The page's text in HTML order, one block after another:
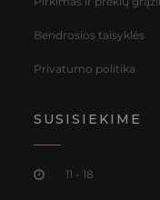
Bendrosios taisyklės
Privatumo politika
SUSISIEKIME
11 - 18